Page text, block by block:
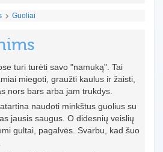
Guoliai
turi turėti savo "namuką". Tai
miegoti, graužti kaulus ir žaisti,
nors bars arba jam trukdys.
naudoti minkštus guolius su
jausis saugus. O didesnių veislių
gultai, pagalvės. Svarbu, kad šuo